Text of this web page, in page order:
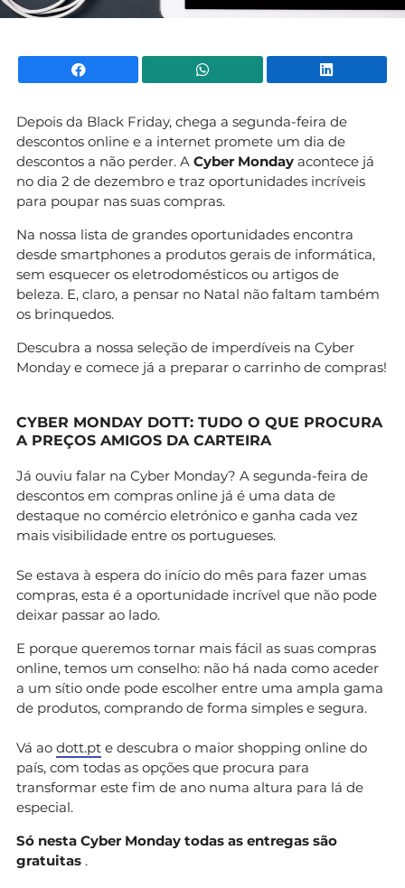
Facebook WhatsApp
Depois da Black Friday, chega a segunda-feira de
descontos online e a internet promete um dia de
descontos a não perder. A Cyber Monday acontece já
no dia 2 de dezembro e traz oportunidades incríveis
para poupar nas suas compras.
Na nossa lista de grandes oportunidades encontra
desde smartphones a produtos gerais de informática,
sem esquecer os eletrodomésticos ou artigos de
beleza. E, claro, a pensar no Natal não faltam também
os brinquedos.
Descubra a nossa seleção de imperdíveis na Cyber
Monday e comece já a preparar o carrinho de compras!
CYBER MONDAY DOTT: TUDO O QUE PROCURA
A PREÇOS AMIGOS DA CARTEIRA
Já ouviu falar na Cyber Monday? A segunda-feira de
descontos em compras online já é uma data de
destaque no comércio eletrónico e ganha cada vez
mais visibilidade entre os portugueses.
Se estava à espera do início do mês para fazer umas
compras, esta é a oportunidade incrível que não pode
deixar passar ao lado.
E porque queremos tornar mais fácil as suas compras
online, temos um conselho: não há nada como aceder
a um sítio onde pode escolher entre uma ampla gama
de produtos, comprando de forma simples e segura.
Vá ao dott.pt e descubra o maior shopping online do
país, com todas as opções que procura para
transformar este fim de ano numa altura para lá de
especial.
Só nesta Cyber Monday todas as entregas são
gratuitas .